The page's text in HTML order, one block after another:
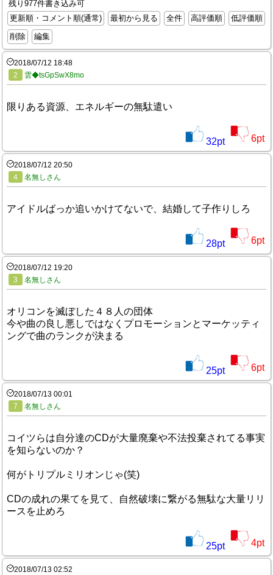
残り977件書き込み可
更新順・コメント順(通常)
最初から見る 全件 高評価順
低評価順
削除
編集
2018/07/12 18:48
2
雲◆tsGpSwX8mo
限りある資源、エネルギーの無駄遣い
32pt 6pt
2018/07/12 20:50
4
名無しさん
アイドルばっか追いかけてないで、結婚して子作りしろ
28pt 6pt
2018/07/12 19:20
3
名無しさん
オリコンを滅ぼした４８人の団体
今や曲の良し悪しではなくプロモーションとマーケッティ
ングで曲のランクが決まる
25pt 6pt
2018/07/13 00:01
7
名無しさん
コイツらは自分達のCDが大量廃棄や不法投棄されてる事実
を知らないのか？
何がトリプルミリオンじゃ(笑)
CDの成れの果てを見て、自然破壊に繋がる無駄な大量リリ
ースを止めろ
25pt 4pt
2018/07/13 02:52